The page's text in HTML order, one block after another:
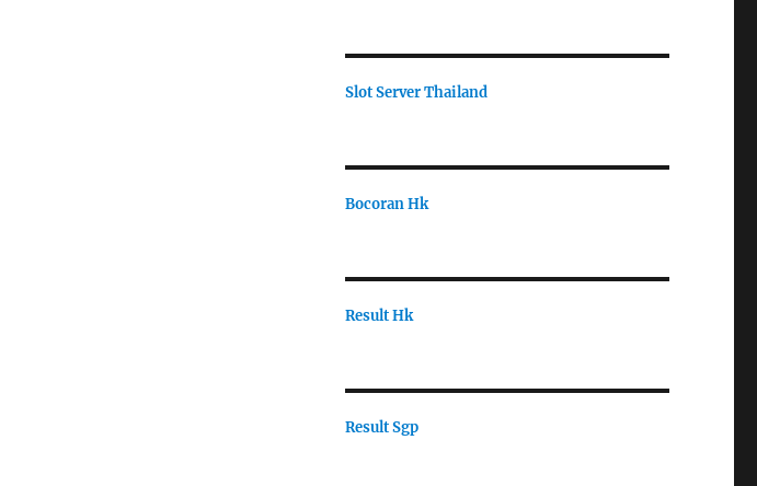
Slot Server Thailand
Bocoran Hk
Result Hk
Result Sgp